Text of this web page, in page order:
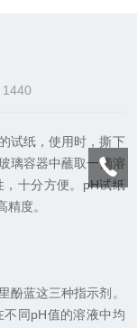
1440
纸，使用时，撕下
璃容器中蘸取一滴溶
十分方便。pH试纸
度。
蓝这三种指示剂。
同pH值的溶液中均